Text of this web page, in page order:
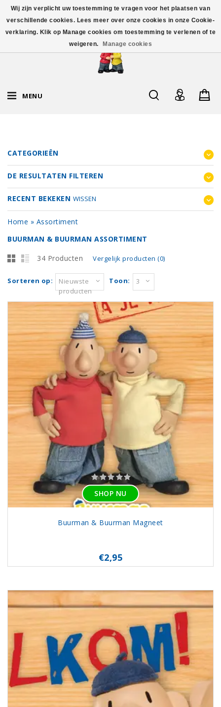
MENU
CATEGORIEËN
DE RESULTATEN FILTEREN
RECENT BEKEKEN WISSEN
Home » Assortiment
BUURMAN & BUURMAN ASSORTIMENT
34 Producten Vergelijk producten (0)
Sorteren op:
Nieuwste
producten
Toon: 3
SHOP NU
Buurman & Buurman Magneet
€2,95
Wij zijn verplicht uw toestemming te vragen voor het plaatsen van
verschillende cookies. Lees meer over onze cookies in onze Cookie-
verklaring. Klik op Manage cookies om toestemming te verlenen of te
weigeren.
Manage cookies